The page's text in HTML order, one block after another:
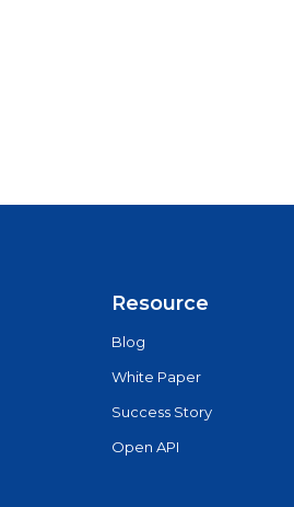
Resource
Blog
White Paper
Success Story
Open API